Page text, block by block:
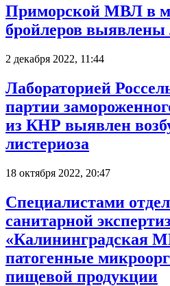
Приморской МВЛ в
бройлеров выявлены
2 декабря 2022, 11:44
Лабораторией
партии
из КНР выявлен
листериоза
18 октября 2022, 20:47
Специалистами
санитарной
«Калининградская
патогенные
пищевой продукции